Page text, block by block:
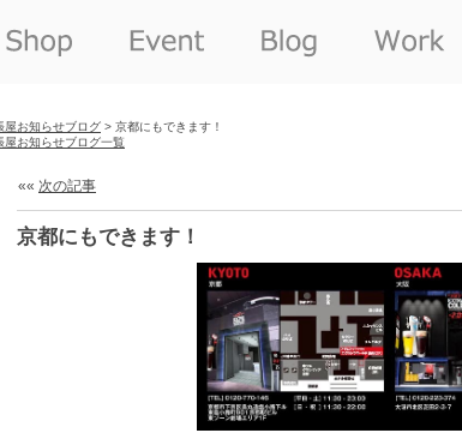
屋お知らせブログ > 京都にもできます！
屋お知らせブログ一覧
«« 次の記事
京都にもできます！